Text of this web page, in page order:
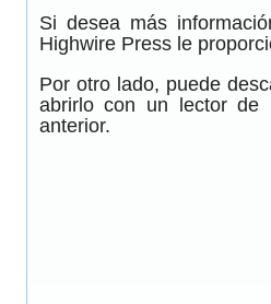
Si desea más
Highwire Press le
Por otro lado, puede
abrirlo con un lector de
anterior.